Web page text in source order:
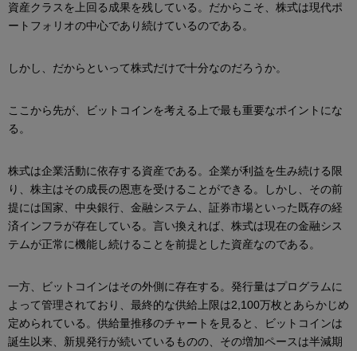
資産クラスを上回る成果を残している。だからこそ、株式は現代ポ
ートフォリオの中心であり続けているのである。
しかし、だからといって株式だけで十分なのだろうか。
ここから先が、ビットコインを考える上で最も重要なポイントにな
る。
株式は企業活動に依存する資産である。企業が利益を生み続ける限
り、株主はその成長の恩恵を受けることができる。しかし、その前
提には国家、中央銀行、金融システム、証券市場といった既存の経
済インフラが存在している。言い換えれば、株式は現在の金融シス
テムが正常に機能し続けることを前提とした資産なのである。
一方、ビットコインはその外側に存在する。発行量はプログラムに
よって管理されており、最終的な供給上限は2,100万枚とあらかじめ
定められている。供給量推移のチャートを見ると、ビットコインは
誕生以来、新規発行が続いているものの、その増加ペースは半減期